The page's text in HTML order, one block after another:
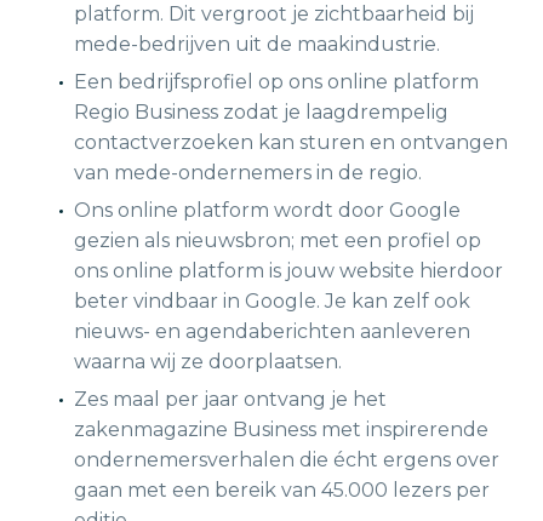
platform. Dit vergroot je zichtbaarheid bij
mede-bedrijven uit de maakindustrie.
Een bedrijfsprofiel op ons online platform
Regio Business zodat je laagdrempelig
contactverzoeken kan sturen en ontvangen
van mede-ondernemers in de regio.
Ons online platform wordt door Google
gezien als nieuwsbron; met een profiel op
ons online platform is jouw website hierdoor
beter vindbaar in Google. Je kan zelf ook
nieuws- en agendaberichten aanleveren
waarna wij ze doorplaatsen.
Zes maal per jaar ontvang je het
zakenmagazine Business met inspirerende
ondernemersverhalen die écht ergens over
gaan met een bereik van 45.000 lezers per